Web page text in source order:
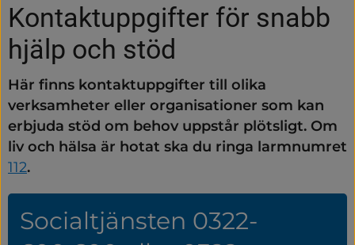
Kontaktuppgifter för snabb
hjälp och stöd
Här finns kontaktuppgifter till olika
verksamheter eller organisationer som kan
erbjuda stöd om behov uppstår plötsligt. Om
112.
Socialtjänsten 0322-